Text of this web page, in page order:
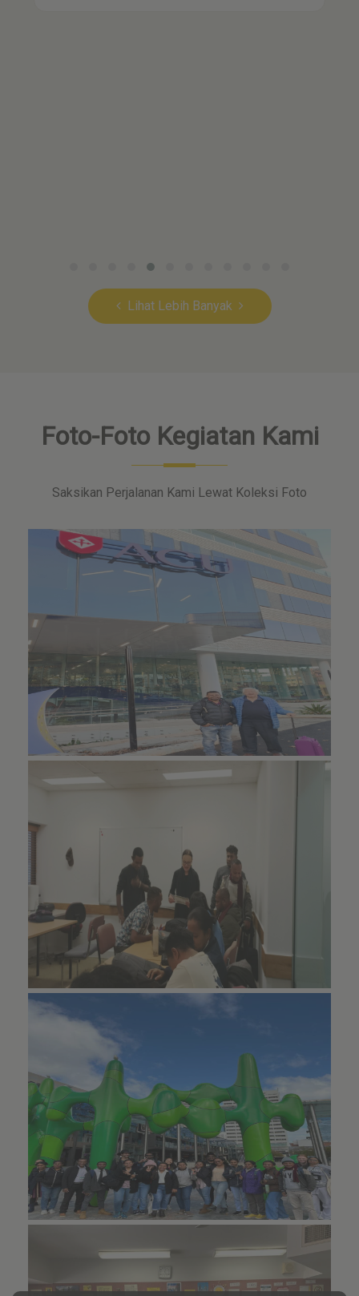
Lihat Lebih Banyak
Foto-Foto Kegiatan Kami
Saksikan Perjalanan Kami Lewat Koleksi Foto